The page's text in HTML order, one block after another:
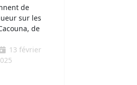
de
sur les
de
13 février